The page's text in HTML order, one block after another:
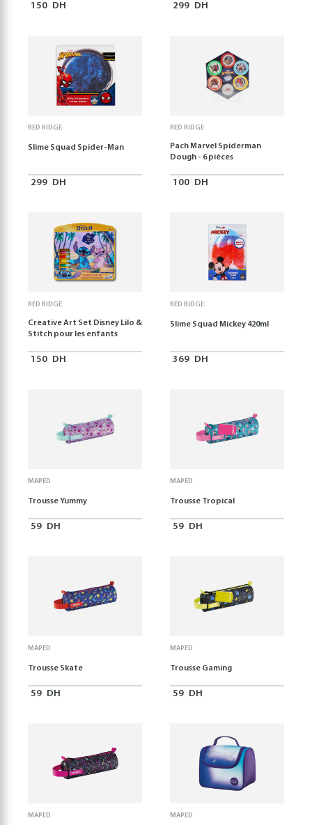
150 DH 299 DH
RED RIDGE
Slime Squad Spider-Man
299 DH
RED RIDGE
Pach Marvel Spiderman
Dough - 6 pièces
100 DH
RED RIDGE
Creative Art Set Disney Lilo &
Stitch pour les enfants
150 DH
RED RIDGE
Slime Squad Mickey 420ml
369 DH
MAPED
Trousse Yummy
59 DH
MAPED
Trousse Tropical
59 DH
MAPED
Trousse Skate
59 DH
MAPED
Trousse Gaming
59 DH
MAPED MAPED